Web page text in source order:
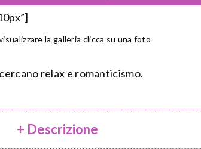
la galleria clicca su una foto
relax e romanticismo.
+ Descrizione